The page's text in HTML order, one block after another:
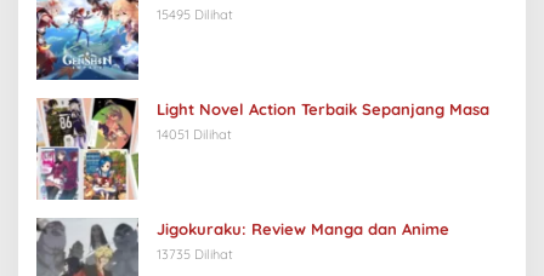
15495 Dilihat
Light Novel Action Terbaik Sepanjang Masa
14051 Dilihat
Jigokuraku: Review Manga dan Anime
13735 Dilihat